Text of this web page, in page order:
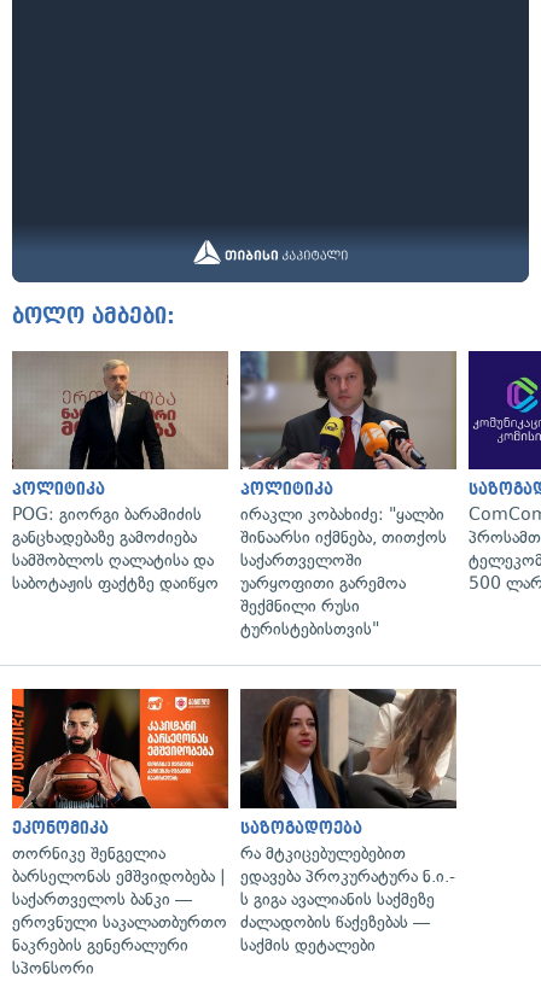
ბოლო ამბები:
პოლიტიკა
POG: გიორგი ბარამიძის
განცხადებაზე გამოძიება
სამშობლოს ღალატისა და
საბოტაჟის ფაქტზე დაიწყო
პოლიტიკა
ირაკლი კობახიძე: "ყალბი
შინაარსი იქმნება, თითქოს
საქართველოში
უარყოფითი გარემოა
შექმნილი რუსი
ტურისტებისთვის"
500
ეკონომიკა
თორნიკე შენგელია
ბარსელონას ემშვიდობება |
საქართველოს ბანკი —
ეროვნული საკალათბურთო
ნაკრების გენერალური
სპონსორი
საზოგადოება
რა მტკიცებულებებით
ედავება პროკურატურა ნ.ი.-
ს გიგა ავალიანის საქმეზე
ძალადობის წაქეზებას —
საქმის დეტალები